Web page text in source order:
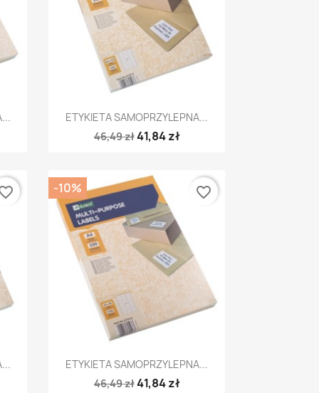
Szybki podgląd
ETYKIETA SAMOPRZYLEPNA...
46,49 zł41,84 zł
Szybki podgląd
ETYKIETA SAMOPRZYLEPNA...
46,49 zł41,84 zł
-10% favorite_border